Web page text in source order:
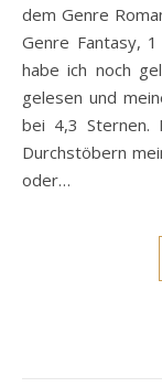
dem Genre
Genre Fantasy,
habe ich noch
gelesen und
bei 4,3 Sternen.
Durchstöbern
oder…